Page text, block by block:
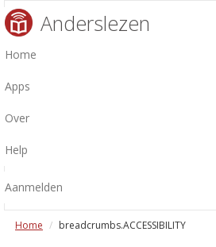
Anderslezen
Home
Apps
Over
Help
Aanmelden
Home breadcrumbs.ACCESSIBILITY